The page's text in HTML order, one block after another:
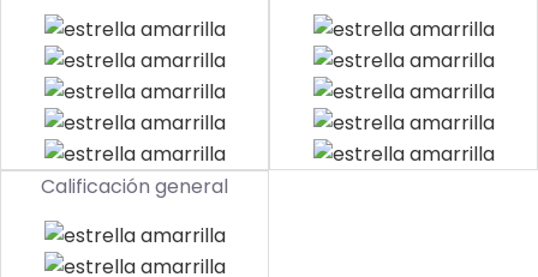
Calificación general